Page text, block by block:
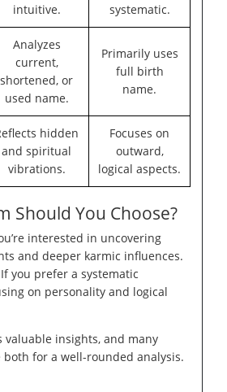
intuitive.
systematic.
Analyzes
current,
shortened, or
used name.
Primarily uses
full birth
name.
hidden
and spiritual
vibrations.
Focuses on
outward,
logical aspects.
Should You Choose?
interested in uncovering
and deeper karmic influences.
you prefer a systematic
on personality and logical
valuable insights, and many
both for a well-rounded analysis.